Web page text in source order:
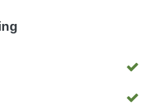
havet eller dansa på en av
att känna dig välkommen,
fotografier och minnen.